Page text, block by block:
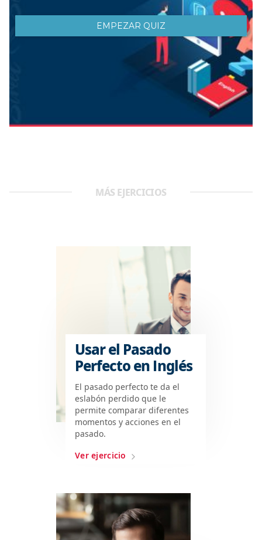
MÁS EJERCICIOS
Usar el Pasado
Perfecto en Inglés
El pasado perfecto te da el
eslabón perdido que le
permite comparar diferentes
momentos y acciones en el
pasado.
Ver ejercicio